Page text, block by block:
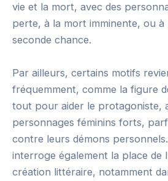
vie et la mort, avec des
perte, à la mort imminente, ou à
seconde chance.
Par ailleurs, certains motifs
fréquemment, comme la figure
tout pour aider le protagoniste,
personnages féminins forts,
contre leurs démons
interroge également la place de
création littéraire, notamment